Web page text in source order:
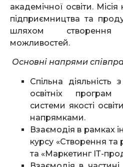
академічної освіти.
підприємництва та
шляхом створення
можливостей.
Основні напрями
Спільна
освітніх
системи якості
напрямками.
Взаємодія в рамках
курсу «Створення та
та «Маркетинг ІТ-